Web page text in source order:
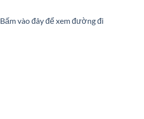
Bấm vào đây để xem đường đi